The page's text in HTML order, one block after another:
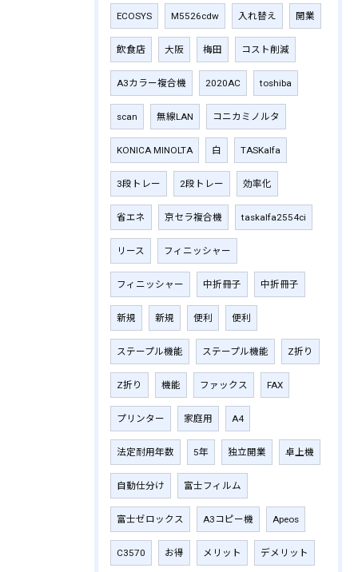
ECOSYS M5526cdw 入れ替え 開業
飲食店 大阪 梅田 コスト削減
A3カラー複合機 2020AC toshiba
scan 無線LAN コニカミノルタ
KONICA MINOLTA 白 TASKalfa
3段トレー 2段トレー 効率化
省エネ 京セラ複合機 taskalfa2554ci
リース フィニッシャー
フィニッシャー 中折冊子 中折冊子
新規 新規 便利 便利
ステープル機能 ステープル機能 Z折り
Z折り 機能 ファックス FAX
プリンター 家庭用 A4
法定耐用年数 5年 独立開業 卓上機
自動仕分け 富士フィルム
富士ゼロックス A3コピー機 Apeos
C3570 お得 メリット デメリット